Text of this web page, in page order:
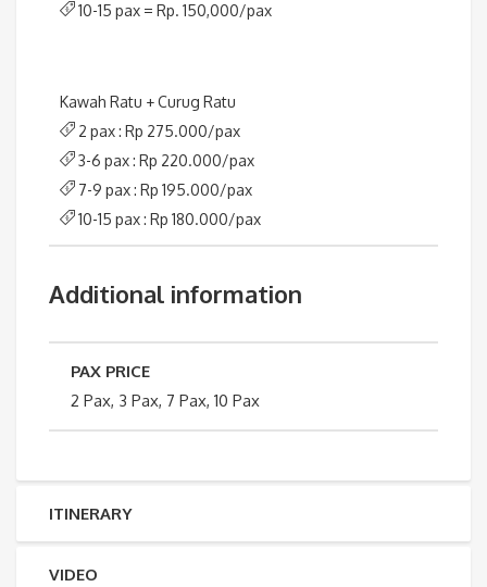
10-15 pax = Rp. 150,000/pax
Kawah Ratu + Curug Ratu
2 pax : Rp 275.000/pax
3-6 pax : Rp 220.000/pax
7-9 pax : Rp 195.000/pax
10-15 pax : Rp 180.000/pax
Additional information
PAX PRICE
2 Pax, 3 Pax, 7 Pax, 10 Pax
ITINERARY
VIDEO